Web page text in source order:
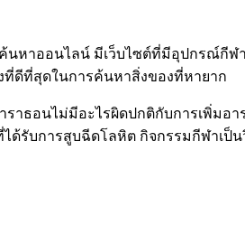
หาออนไลน์ มีเว็บไซต์ที่มีอุปกรณ์กี
ดีที่สุดในการค้นหาสิ่งของที่หายาก
าธอนไม่มีอะไรผิดปกติกับการเพิ่มอ
รับการสูบฉีดโลหิต กิจกรรมกีฬาเป็